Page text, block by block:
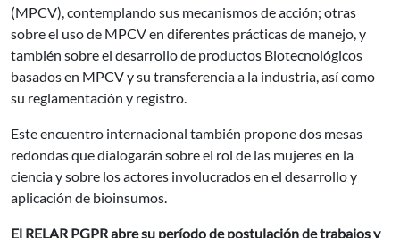
(MPCV), contemplando sus mecanismos de acción; otras
sobre el uso de MPCV en diferentes prácticas de manejo, y
también sobre el desarrollo de productos Biotecnológicos
basados en MPCV y su transferencia a la industria, así como
su reglamentación y registro.
Este encuentro internacional también propone dos mesas
redondas que dialogarán sobre el rol de las mujeres en la
ciencia y sobre los actores involucrados en el desarrollo y
aplicación de bioinsumos.
El RELAR PGPR abre su período de postulación de trabajos y